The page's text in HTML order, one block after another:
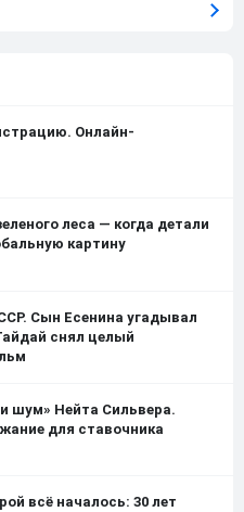
Онлайн-
леса — когда детали
картину
Сын Есенина угадывал
снял целый
и шум» Нейта Сильвера.
для ставочника
всё началось: 30 лет